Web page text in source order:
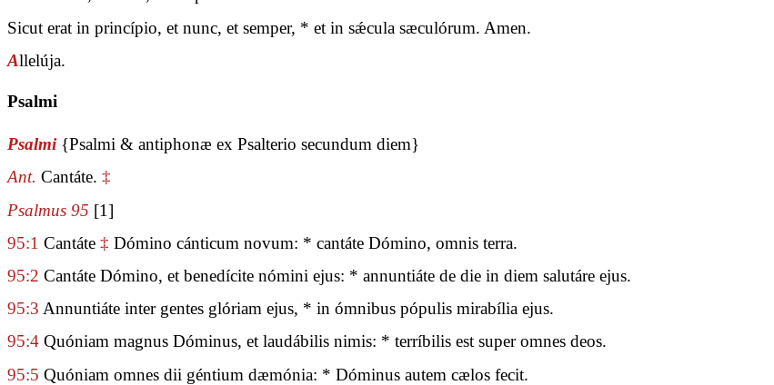
Sicut erat in princípio, et nunc, et semper, * et in sǽcula sæculórum. Amen.
Allelúja.
Psalmi
Psalmi {Psalmi & antiphonæ ex Psalterio secundum diem}
Ant. Cantáte. ‡
Psalmus 95 [1]
95:1 Cantáte ‡ Dómino cánticum novum: * cantáte Dómino, omnis terra.
95:2 Cantáte Dómino, et benedícite nómini ejus: * annuntiáte de die in diem salutáre ejus.
95:3 Annuntiáte inter gentes glóriam ejus, * in ómnibus pópulis mirabília ejus.
95:4 Quóniam magnus Dóminus, et laudábilis nimis: * terríbilis est super omnes deos.
95:5 Quóniam omnes dii géntium dæmónia: * Dóminus autem cælos fecit.